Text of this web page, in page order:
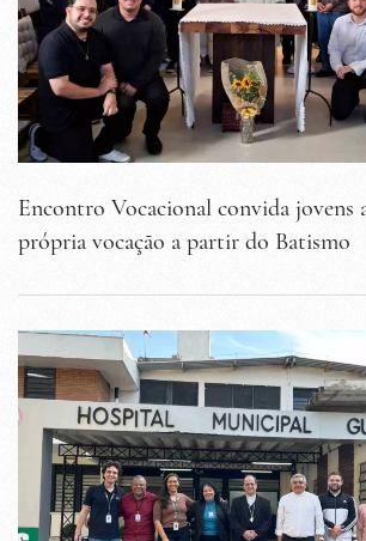
Encontro Vocacional convida jovens
própria vocação a partir do Batismo